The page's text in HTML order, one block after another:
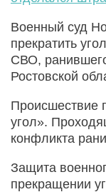
Военный суд
прекратить
СВО,
Ростовской
Происшествие
угол».
конфликта
Защита
прекращении